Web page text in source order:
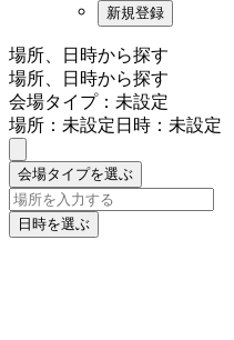
新規登録
場所、日時から探す
場所、日時から探す
会場タイプ：未設定
場所：未設定日時：未設定
会場タイプを選ぶ
日時を選ぶ